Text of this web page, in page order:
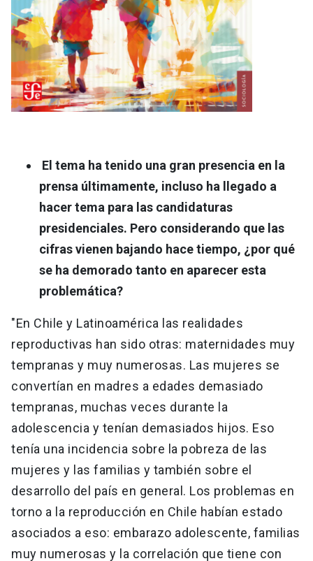
El tema ha tenido una gran presencia en la
prensa últimamente, incluso ha llegado a
hacer tema para las candidaturas
presidenciales. Pero considerando que las
cifras vienen bajando hace tiempo, ¿por qué
se ha demorado tanto en aparecer esta
problemática?
"En Chile y Latinoamérica las realidades
reproductivas han sido otras: maternidades muy
tempranas y muy numerosas. Las mujeres se
convertían en madres a edades demasiado
tempranas, muchas veces durante la
adolescencia y tenían demasiados hijos. Eso
tenía una incidencia sobre la pobreza de las
mujeres y las familias y también sobre el
desarrollo del país en general. Los problemas en
torno a la reproducción en Chile habían estado
asociados a eso: embarazo adolescente, familias
muy numerosas y la correlación que tiene con